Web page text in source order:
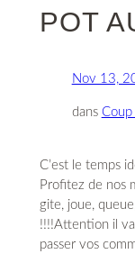
POT
Nov 13,
dans Coup
C’est le temps
Profitez de nos
gite, joue,
!!!!Attention il
passer vos